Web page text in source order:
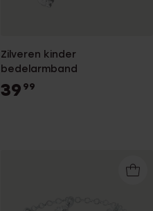
Zilveren kinder
bedelarmband
39 99